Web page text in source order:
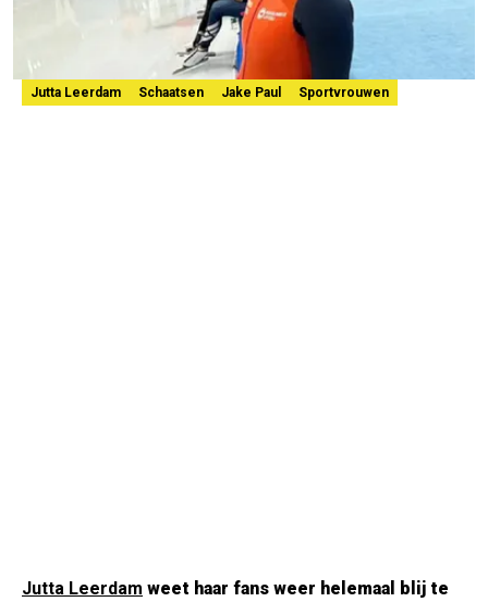
Jutta Leerdam Schaatsen Jake Paul Sportvrouwen
Jutta Leerdam weet haar fans weer helemaal blij te